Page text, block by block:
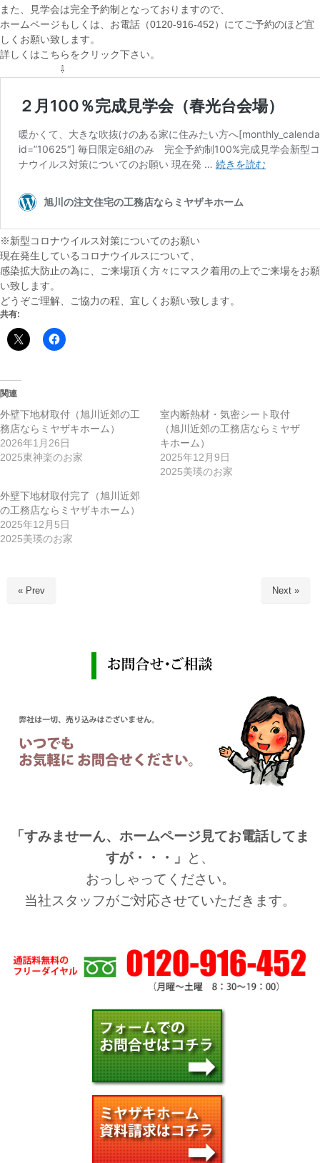
また、見学会は完全予約制となっておりますので、
ホームページもしくは、お電話（0120-916-452）にてご予約のほど宜
しくお願い致します。
詳しくはこちらをクリック下さい。
⇩
※新型コロナウイルス対策についてのお願い
現在発生しているコロナウイルスについて、
感染拡大防止の為に、ご来場頂く方々にマスク着用の上でご来場をお願
い致します。
どうぞご理解、ご協力の程、宜しくお願い致します。
共有:
関連
外壁下地材取付（旭川近郊の工
務店ならミヤザキホーム）
2026年1月26日
2025東神楽のお家
室内断熱材・気密シート取付
（旭川近郊の工務店ならミヤザ
キホーム）
2025年12月9日
2025美瑛のお家
外壁下地材取付完了（旭川近郊
の工務店ならミヤザキホーム）
2025年12月5日
2025美瑛のお家
« Prev Next »
「すみませーん、ホームページ見てお電話してま
すが・・・」
と、
おっしゃってください。
当社スタッフがご対応させていただきます。